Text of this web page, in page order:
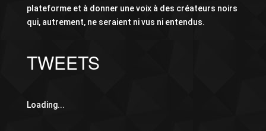
plateforme et à donner une voix à des créateurs noirs
qui, autrement, ne seraient ni vus ni entendus.
TWEETS
Loading...